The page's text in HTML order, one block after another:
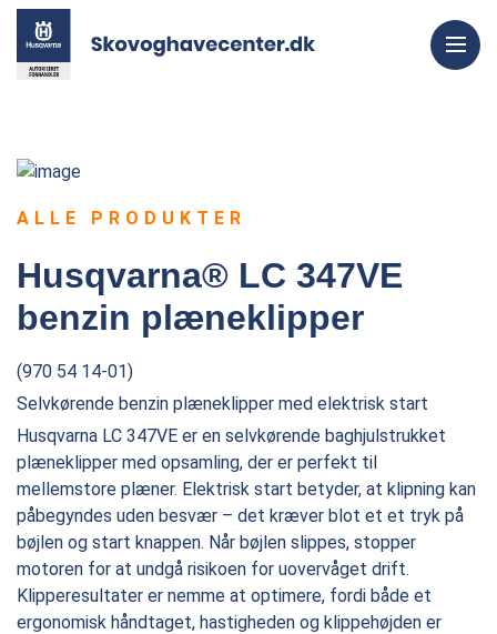
ALLE PRODUKTER
Husqvarna® LC 347VE
benzin plæneklipper
(970 54 14-01)
Selvkørende benzin plæneklipper med elektrisk start
Husqvarna LC 347VE er en selvkørende baghjulstrukket
plæneklipper med opsamling, der er perfekt til
mellemstore plæner. Elektrisk start betyder, at klipning kan
påbegyndes uden besvær – det kræver blot et et tryk på
bøjlen og start knappen. Når bøjlen slippes, stopper
motoren for at undgå risikoen for uovervåget drift.
Klipperesultater er nemme at optimere, fordi både et
ergonomisk håndtaget, hastigheden og klippehøjden er